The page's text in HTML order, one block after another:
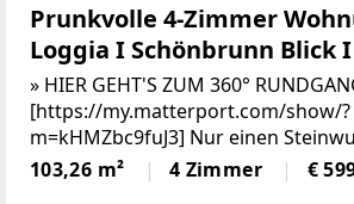
Prunkvolle 4-Zimmer
Loggia I Schönbrunn Blick I
Rundgang
» HIER GEHT'S ZUM 360°
[https://my.matterport.com/show/?
m=kHMZbc9fuJ3] Nur einen
ehemaligen Sommerresidenz der
entfernt, auch besser bekannt als
103,26 m² 4 Zimmer €